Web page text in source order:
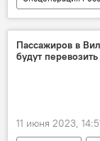
Россия
ВСУ
Пассажиров в
будут
11 июня 2023,